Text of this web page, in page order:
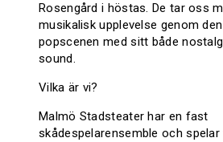
Rosengård i höstas. De tar oss
musikalisk upplevelse genom
popscenen med sitt både
sound.
Vilka är vi?
Malmö Stadsteater har en fast
skådespelarensemble och